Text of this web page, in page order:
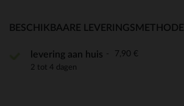
BESCHIKBAARE LEVERINGSMETHODE
levering aan huis 7,90 €
2 tot 4 dagen